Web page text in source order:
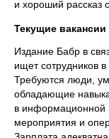
и хороший рассказ
Текущие вакансии
Издание Бабр в
ищет сотрудников
Требуются люди,
обладающие
в информационной
мероприятия и